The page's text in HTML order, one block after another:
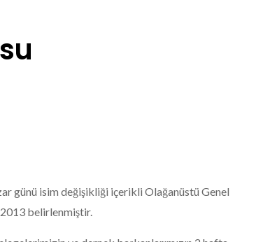
günü isim değişikliği içerikli Olağanüstü Genel
belirlenmiştir.